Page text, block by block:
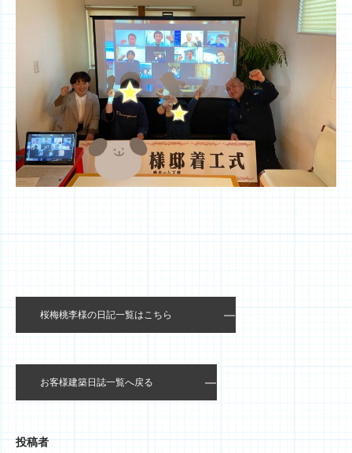
桜梅桃李様の日記一覧はこちら
お客様建築日誌一覧へ戻る
投稿者